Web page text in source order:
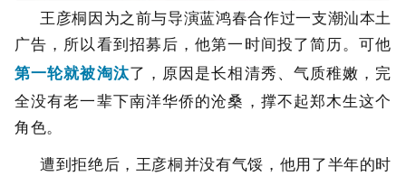
王彦桐因为之前与导演蓝鸿春合作过一支潮汕本土
广告，所以看到招募后，他第一时间投了简历。可他
第一轮就被淘汰了，原因是长相清秀、气质稚嫩，完
全没有老一辈下南洋华侨的沧桑，撑不起郑木生这个
角色。
遭到拒绝后，王彦桐并没有气馁，他用了半年的时